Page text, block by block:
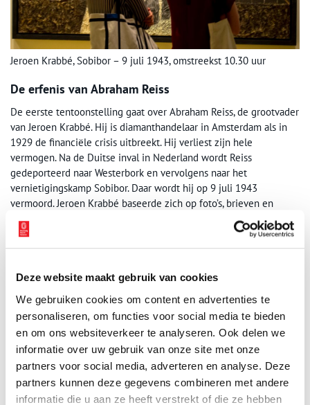
Deze website maakt gebruik van cookies
We gebruiken cookies om content en advertenties te
personaliseren, om functies voor social media te bieden
en om ons websiteverkeer te analyseren. Ook delen we
informatie over uw gebruik van onze site met onze
partners voor social media, adverteren en analyse. Deze
partners kunnen deze gegevens combineren met andere
informatie die u aan ze heeft verstrekt of die ze hebben
Jeroen Krabbé, Sobibor – 9 juli 1943, omstreekst 10.30 uur
De erfenis van Abraham Reiss
De eerste tentoonstelling gaat over Abraham Reiss, de grootvader
van Jeroen Krabbé. Hij is diamanthandelaar in Amsterdam als in
1929 de financiële crisis uitbreekt. Hij verliest zijn hele
vermogen. Na de Duitse inval in Nederland wordt Reiss
gedeporteerd naar Westerbork en vervolgens naar het
vernietigingskamp Sobibor. Daar wordt hij op 9 juli 1943
vermoord. Jeroen Krabbé baseerde zich op foto’s, brieven en
familieverhalen om het leven van zijn grootvader vast te leggen
op het doek.
De grote schilderijen zijn confronterend. Abraham Reiss staat
kleurrijke achtergrond. Hij is los komen te staan van de wereld,
een slachtoffer van de werkelijkheid. Hij is zonder wil en zonder
menselijkheid. De bezoeker loopt in chronologische volgorde
langs de negen schilderijen en ziet hoe Abraham Reiss steeds
meer wordt vernederd, totdat op het laatste schilderij een
indrukwekkende leegte zijn einde pijnlijk duidelijk maakt.